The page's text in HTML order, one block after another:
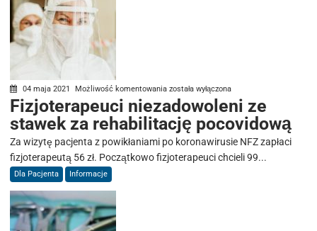
04 maja 2021 Możliwość komentowaniaFizjoterapeuci
niezadowoleni
stawek
rehabilitację
została wyłączona
Fizjoterapeuci niezadowoleni ze
stawek za rehabilitację pocovidową
Za wizytę pacjenta z powikłaniami po koronawirusie NFZ zapłaci
fizjoterapeutą 56 zł. Początkowo fizjoterapeuci chcieli 99...
Dla Pacjenta Informacje